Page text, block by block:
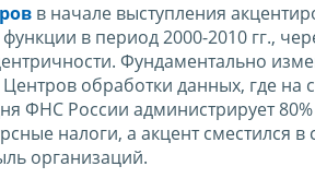
в начале выступления
в период 2000-2010 гг.,
Фундаментально
обработки данных, где на
ФНС России администрирует
налоги, а акцент сместился
организаций.